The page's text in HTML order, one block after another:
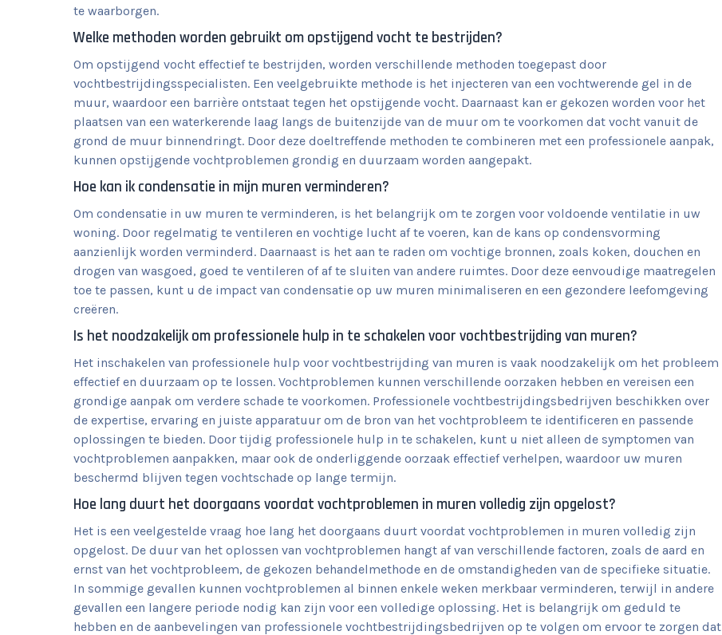
te waarborgen.
Welke methoden worden gebruikt om opstijgend vocht te bestrijden?
Om opstijgend vocht effectief te bestrijden, worden verschillende methoden toegepast door
vochtbestrijdingsspecialisten. Een veelgebruikte methode is het injecteren van een vochtwerende gel in de
muur, waardoor een barrière ontstaat tegen het opstijgende vocht. Daarnaast kan er gekozen worden voor het
plaatsen van een waterkerende laag langs de buitenzijde van de muur om te voorkomen dat vocht vanuit de
grond de muur binnendringt. Door deze doeltreffende methoden te combineren met een professionele aanpak,
kunnen opstijgende vochtproblemen grondig en duurzaam worden aangepakt.
Hoe kan ik condensatie in mijn muren verminderen?
Om condensatie in uw muren te verminderen, is het belangrijk om te zorgen voor voldoende ventilatie in uw
woning. Door regelmatig te ventileren en vochtige lucht af te voeren, kan de kans op condensvorming
aanzienlijk worden verminderd. Daarnaast is het aan te raden om vochtige bronnen, zoals koken, douchen en
drogen van wasgoed, goed te ventileren of af te sluiten van andere ruimtes. Door deze eenvoudige maatregelen
toe te passen, kunt u de impact van condensatie op uw muren minimaliseren en een gezondere leefomgeving
creëren.
Is het noodzakelijk om professionele hulp in te schakelen voor vochtbestrijding van muren?
Het inschakelen van professionele hulp voor vochtbestrijding van muren is vaak noodzakelijk om het probleem
effectief en duurzaam op te lossen. Vochtproblemen kunnen verschillende oorzaken hebben en vereisen een
grondige aanpak om verdere schade te voorkomen. Professionele vochtbestrijdingsbedrijven beschikken over
de expertise, ervaring en juiste apparatuur om de bron van het vochtprobleem te identificeren en passende
oplossingen te bieden. Door tijdig professionele hulp in te schakelen, kunt u niet alleen de symptomen van
vochtproblemen aanpakken, maar ook de onderliggende oorzaak effectief verhelpen, waardoor uw muren
beschermd blijven tegen vochtschade op lange termijn.
Hoe lang duurt het doorgaans voordat vochtproblemen in muren volledig zijn opgelost?
Het is een veelgestelde vraag hoe lang het doorgaans duurt voordat vochtproblemen in muren volledig zijn
opgelost. De duur van het oplossen van vochtproblemen hangt af van verschillende factoren, zoals de aard en
ernst van het vochtprobleem, de gekozen behandelmethode en de omstandigheden van de specifieke situatie.
In sommige gevallen kunnen vochtproblemen al binnen enkele weken merkbaar verminderen, terwijl in andere
gevallen een langere periode nodig kan zijn voor een volledige oplossing. Het is belangrijk om geduld te
hebben en de aanbevelingen van professionele vochtbestrijdingsbedrijven op te volgen om ervoor te zorgen dat